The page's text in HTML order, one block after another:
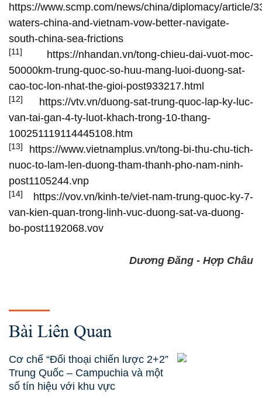
https://www.scmp.com/news/china/diplomacy/article/
waters-china-and-vietnam-vow-better-navigate-
south-china-sea-frictions
[11]
https://nhandan.vn/tong-chieu-dai-vuot-moc-
50000km-trung-quoc-so-huu-mang-luoi-duong-sat-
cao-toc-lon-nhat-the-gioi-post933217.html
[12]
https://vtv.vn/duong-sat-trung-quoc-lap-ky-luc-
van-tai-gan-4-ty-luot-khach-trong-10-thang-
100251119114445108.htm
[13]
https://www.vietnamplus.vn/tong-bi-thu-chu-tich-
nuoc-to-lam-len-duong-tham-thanh-pho-nam-ninh-
post1105244.vnp
[14]
https://vov.vn/kinh-te/viet-nam-trung-quoc-ky-7-
van-kien-quan-trong-linh-vuc-duong-sat-va-duong-
bo-post1192068.vov
Dương Đăng - Hợp Châu
Bài Liên Quan
Cơ chế “Đối thoại chiến lược 2+2”
Trung Quốc – Campuchia và một
số tín hiệu với khu vực